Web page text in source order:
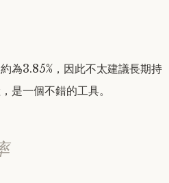
為3.85%，因此不太建議長期持
是一個不錯的工具。